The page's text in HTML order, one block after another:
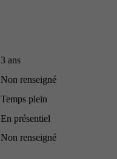
3 ans
Non renseigné
Temps plein
En présentiel
Non renseigné